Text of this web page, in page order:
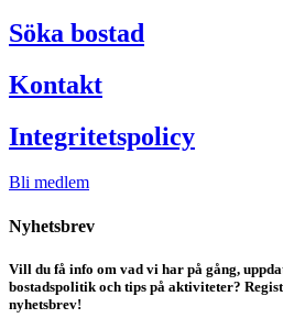
Söka bostad
Kontakt
Integritetspolicy
Bli medlem
Nyhetsbrev
Vill du få info om vad vi har på gång,
bostadspolitik och tips på aktiviteter?
nyhetsbrev!